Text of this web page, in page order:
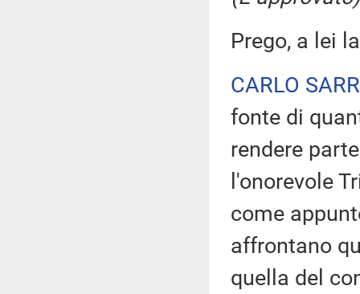
Prego, a lei
CARLO
fonte di
rendere
l'onorevole
come
affrontano
quella del